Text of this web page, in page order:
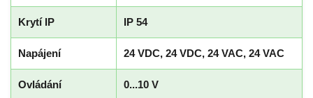
Krytí IP IP 54
Napájení 24 VDC, 24 VDC, 24 VAC, 24 VAC
Ovládání 0...10 V